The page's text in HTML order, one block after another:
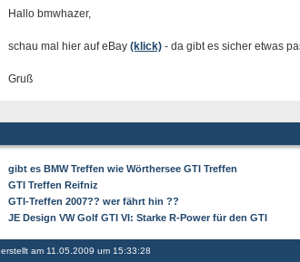
Hallo bmwhazer,
schau mal hier auf eBay (klick) - da gibt es sicher etwas
Gruß
gibt es BMW Treffen wie Wörthersee GTI Treffen
GTI Treffen Reifniz
GTI-Treffen 2007?? wer fährt hin ??
JE Design VW Golf GTI VI: Starke R-Power für den GTI
erstellt am 11.05.2009 um 15:33:28